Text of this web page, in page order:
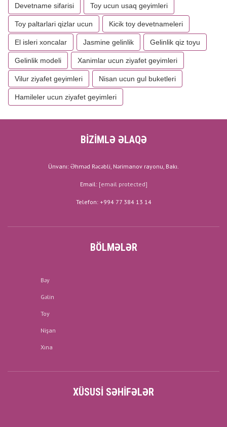
Devetname sifarisi Toy ucun usaq geyimleri
Toy paltarlari qizlar ucun Kicik toy devetnameleri
El isleri xoncalar Jasmine gelinlik Gelinlik qiz toyu
Gelinlik modeli Xanimlar ucun ziyafet geyimleri
Vilur ziyafet geyimleri Nisan ucun gul buketleri
Hamileler ucun ziyafet geyimleri
BİZİMLƏ ƏLAQƏ
Ünvanı: Əhməd Rəcəbli, Nərimanov rayonu, Bakı.
Email: [email protected]
Telefon: +994 77 384 13 14
BÖLMƏLƏR
Bəy
Gəlin
Toy
Nişan
Xına
XÜSUSI SƏHIFƏLƏR